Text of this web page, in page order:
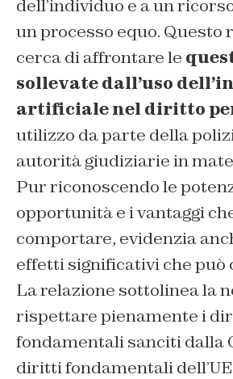
dell’individuo e a un
un processo equo. Questo
cerca di affrontare le
sollevate dall’uso
artificiale nel diritto
utilizzo da parte della
autorità giudiziarie in
Pur riconoscendo le
opportunità e i vantaggi
comportare, evidenzia
effetti significativi che può
La relazione sottolinea la
rispettare pienamente i
fondamentali sanciti dalla
diritti fondamentali